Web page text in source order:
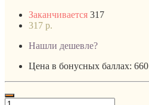
Заканчивается 317
317 р.
Нашли дешевле?
Цена в бонусных баллах: 660